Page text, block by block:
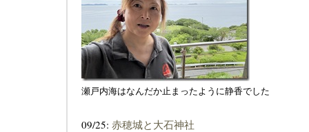
瀬戸内海はなんだか止まったように静香でした
09/25: 赤穂城と大石神社